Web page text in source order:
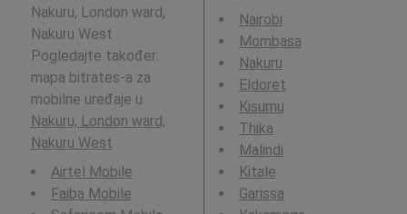
Nakuru, London ward,
Nakuru West .
Pogledajte također:
mapa bitrates-a za
mobilne uređaje u
Nakuru, London ward,
Nakuru West
Airtel Mobile
Faiba Mobile
Nairobi
Mombasa
Nakuru
Eldoret
Kisumu
Thika
Malindi
Kitale
Garissa